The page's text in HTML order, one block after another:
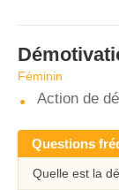
Féminin
Action de
Questions
Quelle est la